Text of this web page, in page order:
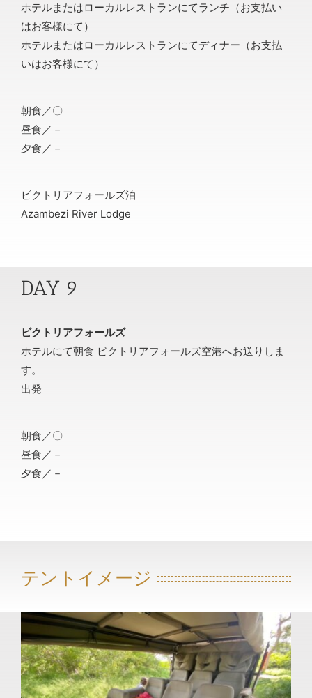
ホテルまたはローカルレストランにてランチ（お支払い
はお客様にて）
ホテルまたはローカルレストランにてディナー（お支払
いはお客様にて）
朝食／〇
昼食／－
夕食／－
ビクトリアフォールズ泊
Azambezi River Lodge
DAY 9
ビクトリアフォールズ
ホテルにて朝食 ビクトリアフォールズ空港へお送りしま
す。
出発
朝食／〇
昼食／－
夕食／－
テントイメージ